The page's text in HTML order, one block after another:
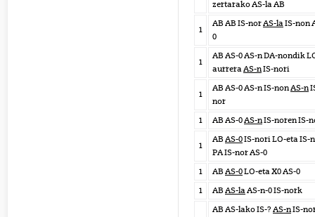
zertarako AS-la AB
1
AB AB IS-norAS-laIS-non
0
1
AB AS-0 AS-n DA-nondik
aurreraAS-nIS-nori
1
AB AS-0 AS-n IS-nonAS-n
nor
1
AB AS-0AS-nIS-noren IS-
1
AB AS-0IS-nori LO-eta IS-
PA IS-nor AS-0
1
AB AS-0LO-eta X0 AS-0
1
AB AS-laAS-n-0 IS-nork
AB AS-lako IS-? AS-nIS-